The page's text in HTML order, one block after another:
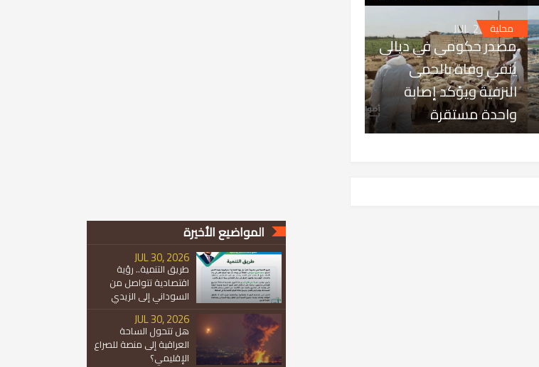
محلية
JUL 25, 2026
مصدر حكومي في ديالى
ينفي وفاة بالحمى
النزفية ويؤكد إصابة
واحدة مستقرة
المواضيع الأخيرة
JUL 30, 2026
طريق التنمية.. رؤية
اقتصادية تتواصل من
السوداني إلى الزيدي
JUL 30, 2026
هل تتحول الساحة
العراقية إلى منصة للصراع
الإقليمي؟